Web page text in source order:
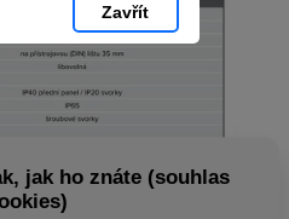
Zavřít
jak ho znáte (souhlas